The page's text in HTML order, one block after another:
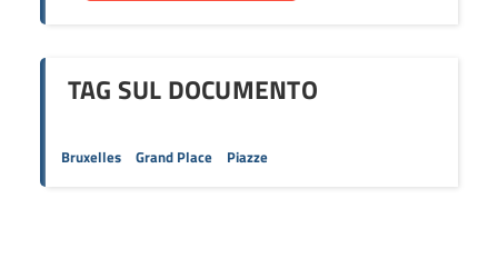
TAG SUL DOCUMENTO
Bruxelles Grand Place Piazze